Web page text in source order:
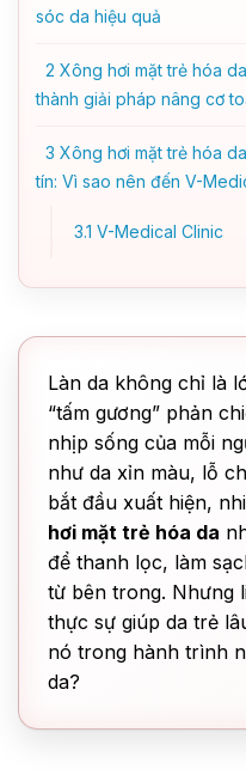
sóc da hiệu quả
2 Xông hơi mặt trẻ hóa
thành giải pháp nâng cơ
3 Xông hơi mặt trẻ hóa
tín: Vì sao nên đến V-
3.1 V-Medical Clinic
Làn da không chỉ là
“tấm gương” phản
nhịp sống của mỗi
như da xỉn màu, lỗ
bắt đầu xuất hiện,
hơi mặt trẻ hóa da
để thanh lọc, làm
từ bên trong. Nhưng
thực sự giúp da trẻ
nó trong hành trình
da?